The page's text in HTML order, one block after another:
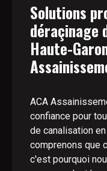
Solutions
déraçinage
Haute-
ACA
confiance pour
de canalisation
comprenons que
c'est pourquoi